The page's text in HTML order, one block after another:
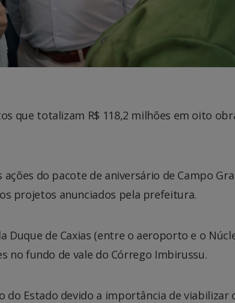
que totalizam R$ 118,2 milhões em oito
do pacote de aniversário de Campo
projetos anunciados pela prefeitura.
Duque de Caxias (entre o aeroporto e o
no fundo de vale do Córrego Imbirussu.
do Estado devido a importância de viabilizar